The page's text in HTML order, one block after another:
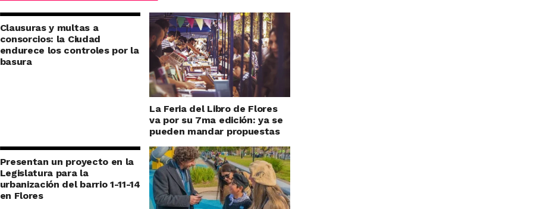
Clausuras y multas a
consorcios: la Ciudad
endurece los controles por la
basura
La Feria del Libro de Flores
va por su 7ma edición: ya se
pueden mandar propuestas
Presentan un proyecto en la
Legislatura para la
urbanización del barrio 1-11-14
en Flores